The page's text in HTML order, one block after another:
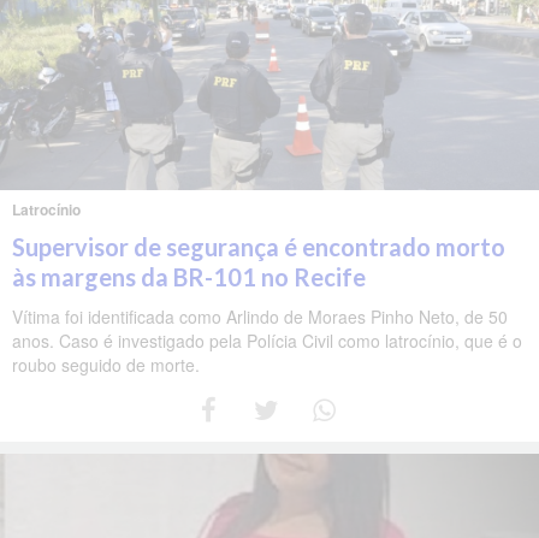
Latrocínio
Supervisor de segurança é encontrado morto
às margens da BR-101 no Recife
Vítima foi identificada como Arlindo de Moraes Pinho Neto, de 50
anos. Caso é investigado pela Polícia Civil como latrocínio, que é o
roubo seguido de morte.